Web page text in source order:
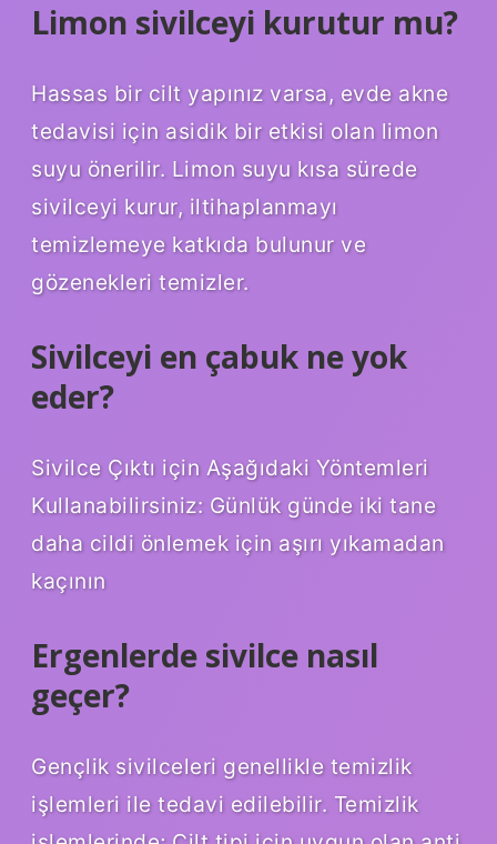
Limon sivilceyi kurutur mu?
Hassas bir cilt yapınız varsa, evde akne
tedavisi için asidik bir etkisi olan limon
suyu önerilir. Limon suyu kısa sürede
sivilceyi kurur, iltihaplanmayı
temizlemeye katkıda bulunur ve
gözenekleri temizler.
Sivilceyi en çabuk ne yok
eder?
Sivilce Çıktı için Aşağıdaki Yöntemleri
Kullanabilirsiniz: Günlük günde iki tane
daha cildi önlemek için aşırı yıkamadan
kaçının
Ergenlerde sivilce nasıl
geçer?
Gençlik sivilceleri genellikle temizlik
işlemleri ile tedavi edilebilir. Temizlik